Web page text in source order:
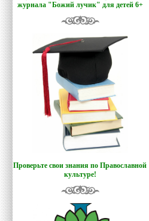
журнала "Божий лучик" для детей 6+
Проверьте свои знания по Православной
культуре!